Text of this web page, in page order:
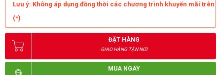
Lưu ý: Không áp dụng đồng thời các chương trình khuyến mãi trên
(*)
ĐẶT HÀNG
GIAO HÀNG TẬN NƠI
MUA NGAY